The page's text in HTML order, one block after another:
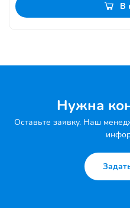
В
Нужна
Оставьте заявку. Наш